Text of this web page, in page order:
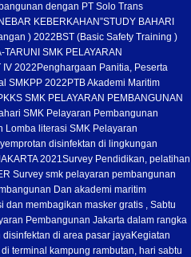
dengan PT Solo Trans
KEBERKAHAN”STUDY BAHARI
) 2022 BST (Basic Safety Training )
SMK PELAYARAN
IV 2022 Penghargaan Panitia, Peserta
SMKPP 2022 PTB Akademi Maritim
SMK PELAYARAN PEMBANGUNAN
SMK Pelayaran Pembangunan
Lomba literasi SMK Pelayaran
disinfektan di lingkungan
2021Survey Pendidikan, pelatihan
Survey smk pelayaran pembangunan
Dan akademi maritim
membagikan masker gratis , Sabtu
Pembangunan Jakarta dalam rangka
di area pasar jayaKegiatan
terminal kampung rambutan, hari sabtu